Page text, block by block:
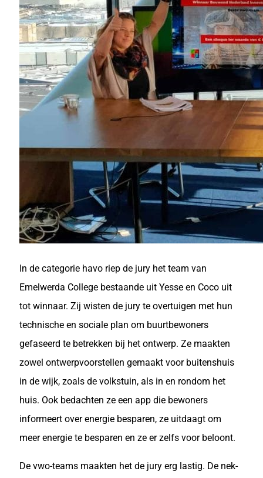
In de categorie havo riep de jury het team van
Emelwerda College bestaande uit Yesse en Coco uit
tot winnaar. Zij wisten de jury te overtuigen met hun
technische en sociale plan om buurtbewoners
gefaseerd te betrekken bij het ontwerp. Ze maakten
zowel ontwerpvoorstellen gemaakt voor buitenshuis
in de wijk, zoals de volkstuin, als in en rondom het
huis. Ook bedachten ze een app die bewoners
informeert over energie besparen, ze uitdaagt om
meer energie te besparen en ze er zelfs voor beloont.
De vwo-teams maakten het de jury erg lastig. De nek-